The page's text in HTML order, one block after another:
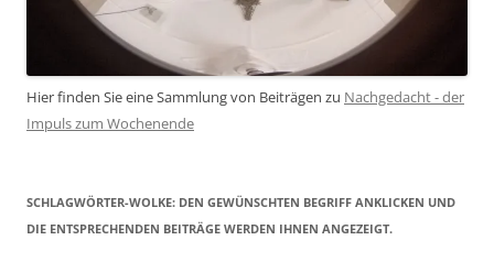
Hier finden Sie eine Sammlung von Beiträgen zu Nachgedacht - der
Impuls zum Wochenende
SCHLAGWÖRTER-WOLKE: DEN GEWÜNSCHTEN BEGRIFF ANKLICKEN UND
DIE ENTSPRECHENDEN BEITRÄGE WERDEN IHNEN ANGEZEIGT.